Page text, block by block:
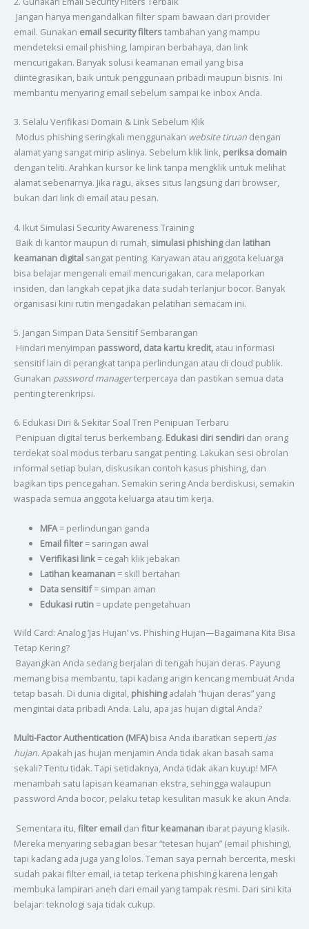
Jangan hanya mengandalkan filter spam bawaan dari provider
email. Gunakan email security filterstambahan yang mampu
mendeteksi email phishing, lampiran berbahaya, dan link
mencurigakan. Banyak solusi keamanan email yang bisa
diintegrasikan, baik untuk penggunaan pribadi maupun bisnis. Ini
membantu menyaring email sebelum sampai ke inbox Anda.
3. Selalu Verifikasi Domain & Link Sebelum Klik
Modus phishing seringkali menggunakan website tiruandengan
alamat yang sangat mirip aslinya. Sebelum klik link, periksa domain
dengan teliti. Arahkan kursor ke link tanpa mengklik untuk melihat
alamat sebenarnya. Jika ragu, akses situs langsung dari browser,
bukan dari link di email atau pesan.
4. Ikut Simulasi Security Awareness Training
Baik di kantor maupun di rumah, simulasi phishingdan latihan
keamanan digitalsangat penting. Karyawan atau anggota keluarga
bisa belajar mengenali email mencurigakan, cara melaporkan
insiden, dan langkah cepat jika data sudah terlanjur bocor. Banyak
organisasi kini rutin mengadakan pelatihan semacam ini.
5. Jangan Simpan Data Sensitif Sembarangan
Hindari menyimpan password, data kartu kredit,atau informasi
sensitif lain di perangkat tanpa perlindungan atau di cloud publik.
Gunakan password managerterpercaya dan pastikan semua data
penting terenkripsi.
6. Edukasi Diri & Sekitar Soal Tren Penipuan Terbaru
Penipuan digital terus berkembang. Edukasi diri sendiridan orang
terdekat soal modus terbaru sangat penting. Lakukan sesi obrolan
informal setiap bulan, diskusikan contoh kasus phishing, dan
bagikan tips pencegahan. Semakin sering Anda berdiskusi, semakin
waspada semua anggota keluarga atau tim kerja.
MFA= perlindungan ganda
Email filter= saringan awal
Verifikasi link= cegah klik jebakan
Latihan keamanan= skill bertahan
Data sensitif= simpan aman
Edukasi rutin= update pengetahuan
Wild Card: Analog ‘Jas Hujan’ vs. Phishing Hujan—Bagaimana Kita Bisa
Tetap Kering?
Bayangkan Anda sedang berjalan di tengah hujan deras. Payung
memang bisa membantu, tapi kadang angin kencang membuat Anda
tetap basah. Di dunia digital, phishingadalah “hujan deras” yang
mengintai data pribadi Anda. Lalu, apa jas hujan digital Anda?
Multi-Factor Authentication (MFA)bisa Anda ibaratkan seperti jas
hujan. Apakah jas hujan menjamin Anda tidak akan basah sama
sekali? Tentu tidak. Tapi setidaknya, Anda tidak akan kuyup! MFA
menambah satu lapisan keamanan ekstra, sehingga walaupun
password Anda bocor, pelaku tetap kesulitan masuk ke akun Anda.
Sementara itu,filter emaildan fitur keamananibarat payung klasik.
Mereka menyaring sebagian besar “tetesan hujan” (email phishing),
tapi kadang ada juga yang lolos. Teman saya pernah bercerita, meski
sudah pakai filter email, ia tetap terkena phishing karena lengah
membuka lampiran aneh dari email yang tampak resmi. Dari sini kita
belajar: teknologi saja tidak cukup.